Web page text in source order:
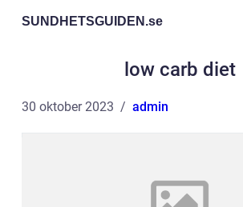
SUNDHETSGUIDEN.se
low carb diet
30 oktober 2023 admin